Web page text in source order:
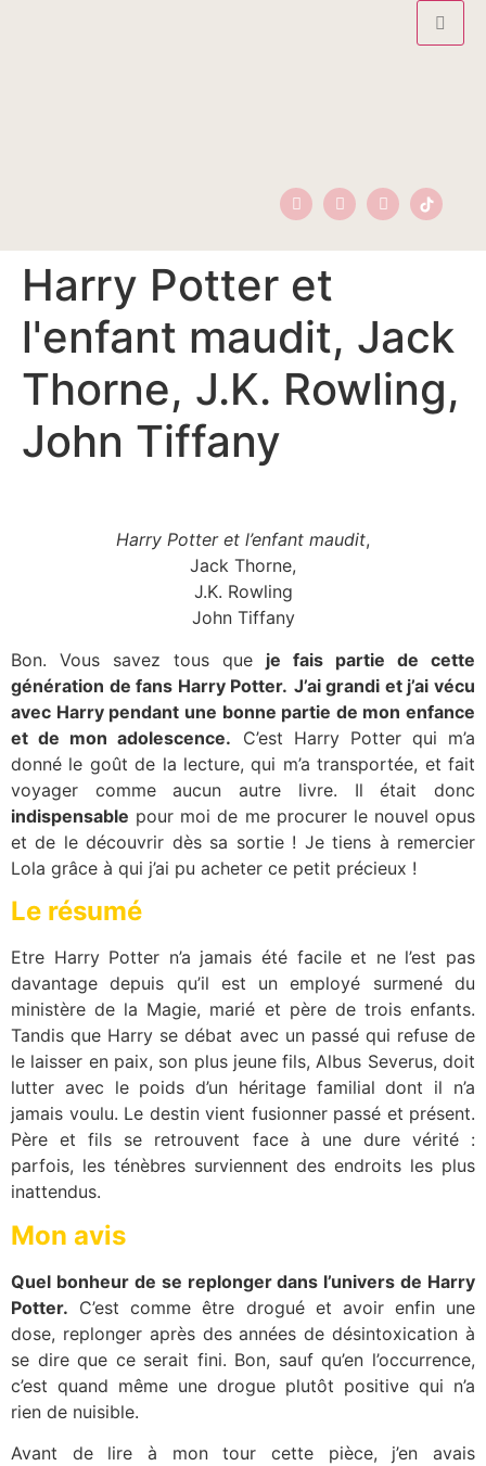
Harry Potter et
l'enfant maudit, Jack
Thorne, J.K. Rowling,
John Tiffany
Harry Potter et l’enfant maudit,
Jack Thorne,
J.K. Rowling
John Tiffany
Bon. Vous savez tous que je fais partie de cette
génération de fans Harry Potter. J’ai grandi et j’ai vécu
avec Harry pendant une bonne partie de mon enfance
et de mon adolescence. C’est Harry Potter qui m’a
donné le goût de la lecture, qui m’a transportée, et fait
voyager comme aucun autre livre. Il était donc
indispensable pour moi de me procurer le nouvel opus
et de le découvrir dès sa sortie ! Je tiens à remercier
Lola grâce à qui j’ai pu acheter ce petit précieux !
Le résumé
Etre Harry Potter n’a jamais été facile et ne l’est pas
davantage depuis qu’il est un employé surmené du
ministère de la Magie, marié et père de trois enfants.
Tandis que Harry se débat avec un passé qui refuse de
le laisser en paix, son plus jeune fils, Albus Severus, doit
lutter avec le poids d’un héritage familial dont il n’a
jamais voulu. Le destin vient fusionner passé et présent.
Père et fils se retrouvent face à une dure vérité :
parfois, les ténèbres surviennent des endroits les plus
inattendus.
Mon avis
Quel bonheur de se replonger dans l’univers de Harry
Potter. C’est comme être drogué et avoir enfin une
dose, replonger après des années de désintoxication à
se dire que ce serait fini. Bon, sauf qu’en l’occurrence,
c’est quand même une drogue plutôt positive qui n’a
rien de nuisible.
Avant de lire à mon tour cette pièce, j’en avais